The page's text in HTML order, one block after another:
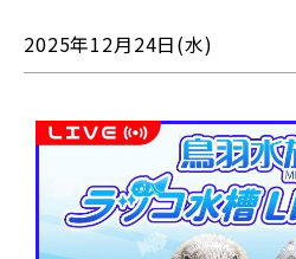
2025年12月24日(水)